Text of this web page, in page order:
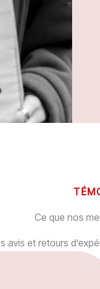
Ce que nos
avis et retours